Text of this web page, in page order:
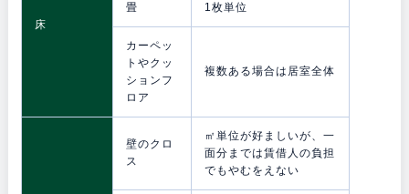
床
畳 1枚単位
カーペッ
トやクッ
ションフ
ロア
複数ある場合は居室全体
壁のクロ
ス
㎡単位が好ましいが、一
面分までは賃借人の負担
でもやむをえない